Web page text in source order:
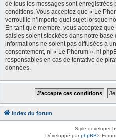
de tous les messages sont enregistrées
conditions. Vous acceptez que « Le
verrouille n’importe quel sujet lorsque
En tant que membre, vous acceptez
saisies soient stockées dans notre base
informations ne soient pas diffusées à
consentement, ni « Le Phorum », ni
responsables en cas de tentative de
données.
Index du forum
Style developer
Développé parphpBB®